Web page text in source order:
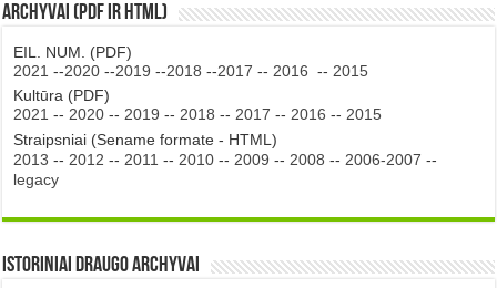
Archyvai (PDF ir HTML)
EIL. NUM. (PDF)
2021 --2020 --2019 --2018 --2017 -- 2016 -- 2015
Kultūra (PDF)
2021 -- 2020 -- 2019 -- 2018 -- 2017 -- 2016 -- 2015
Straipsniai (Sename formate - HTML)
2013 -- 2012 -- 2011 -- 2010 -- 2009 -- 2008 -- 2006-2007 --
legacy
Istoriniai DRAUGO Archyvai